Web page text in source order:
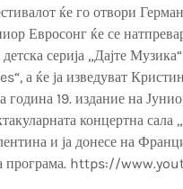
ќе го отвори
Евросонг ќе се
серија „Дајте
а ќе ја изведуват
година 19. издание на
концертна
и ја донесе на
програма. https://